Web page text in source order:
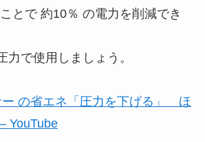
とで 約10％ の電力を削減でき
で使用しましょう。
ー の省エネ「圧力を下げる」 ほ
YouTube